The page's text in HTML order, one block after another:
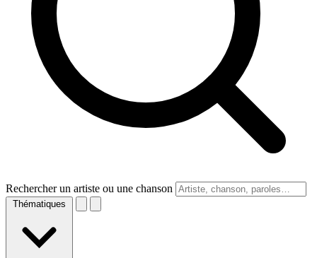
Rechercher un artiste ou une chanson
Thématiques